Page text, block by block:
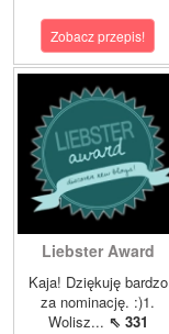
Zobacz przepis!
Liebster Award
Kaja! Dziękuję bardzo
za nominację. :)1.
Wolisz... ⇖ 331